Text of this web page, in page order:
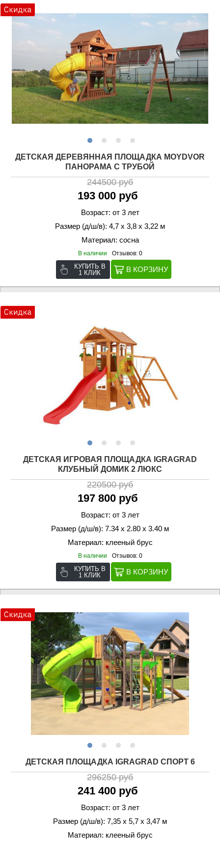
ДЕТСКАЯ ДЕРЕВЯННАЯ ПЛОЩАДКА MOYDVOR
ПАНОРАМА С ТРУБОЙ
244500 руб
193 000 руб
Возраст: от 3 лет
Размер (д/ш/в): 4,7 х 3,8 х 3,22 м
Материал: сосна
В наличии Отзывов: 0
КУПИТЬ В
1 КЛИК
ДЕТСКАЯ ИГРОВАЯ ПЛОЩАДКА IGRAGRAD
КЛУБНЫЙ ДОМИК 2 ЛЮКС
220500 руб
197 800 руб
Возраст: от 3 лет
Размер (д/ш/в): 7.34 х 2.80 х 3.40 м
Материал: клееный брус
В наличии Отзывов: 0
КУПИТЬ В
1 КЛИК
ДЕТСКАЯ ПЛОЩАДКА IGRAGRAD СПОРТ 6
296250 руб
241 400 руб
Возраст: от 3 лет
Размер (д/ш/в): 7,35 х 5,7 х 3,47 м
Материал: клееный брус